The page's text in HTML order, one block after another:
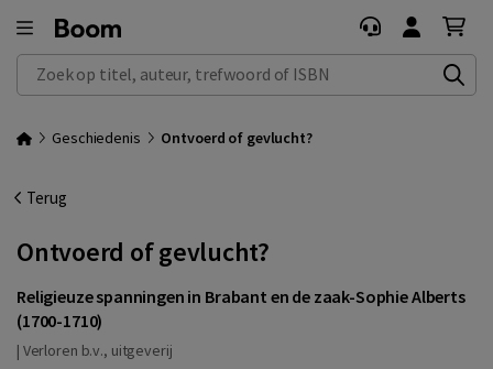
Zoek op titel, auteur, trefwoord of ISBN
Geschiedenis Ontvoerd of gevlucht?
Terug
Ontvoerd of gevlucht?
Religieuze spanningen in Brabant en de zaak-Sophie Alberts
(1700-1710)
| Verloren b.v., uitgeverij